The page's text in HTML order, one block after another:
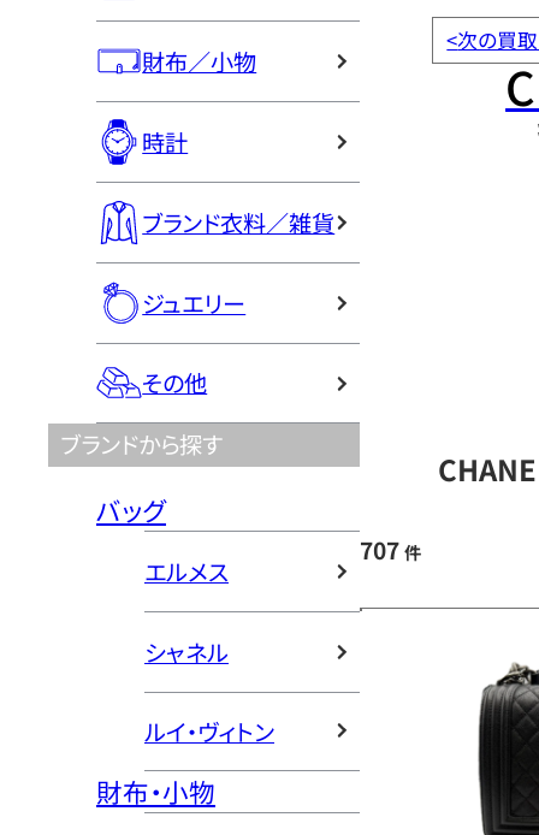
財布／小物
時計
ブランド衣料／雑貨
ジュエリー
その他
ブランドから探す
バッグ
エルメス
シャネル
ルイ・ヴィトン
財布・小物
<次の買
707 件